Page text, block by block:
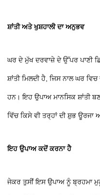
ਸ਼ਾਂਤੀ ਅਤੇ ਖੁਸ਼ਹਾਲੀ ਦਾ ਅਨੁਭਵ
ਘਰ ਦੇ ਮੁੱਖ ਦਰਵਾਜ਼ੇ ਦੇ ਉੱਪਰ ਪਾਣੀ
ਸ਼ਾਂਤੀ ਮਿਲਦੀ ਹੈ, ਜਿਸ ਨਾਲ ਘਰ
ਹਨ। ਇਹ ਉਪਾਅ ਮਾਨਸਿਕ ਸ਼ਾਂਤੀ
ਵਿੱਚ ਕਿਸੇ ਵੀ ਤਰ੍ਹਾਂ ਦੀ ਸ਼ੁਭ ਊਰਜਾ
ਇਹ ਉਪਾਅ ਕਦੋਂ ਕਰਨਾ ਹੈ
ਜੇਕਰ ਤੁਸੀਂ ਇਸ ਉਪਾਅ ਨੂੰ ਬ੍ਰਹਮਾ